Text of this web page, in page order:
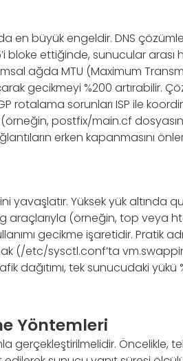
en büyük engeldir. DNS
bloke ettiğinde, sunucular arası
ağda MTU (Maximum
gecikmeyi %200 artırabilir.
rotalama sorunları ISP ile
(örneğin, postfix/main.cf
erken kapanmasını
yavaşlatır. Yüksek yük altında
araçlarıyla (örneğin, top veya
gecikme işaretidir. Pratik
(/etc/sysctl.conf’ta
dağıtımı, tek sunucudaki yükü
Yöntemleri
gerçekleştirilmelidir. Öncelikle,